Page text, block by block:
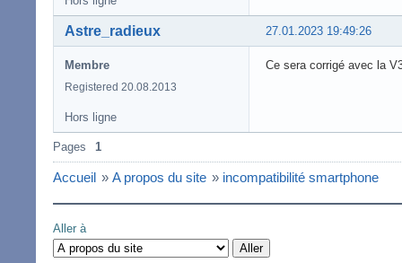
27.01.2023 19:49:26
Astre_radieux
Membre
Registered 20.08.2013
Ce sera corrigé avec la
Hors ligne
Pages 1
Accueil » A propos du site » incompatibilité smartphone
Aller à